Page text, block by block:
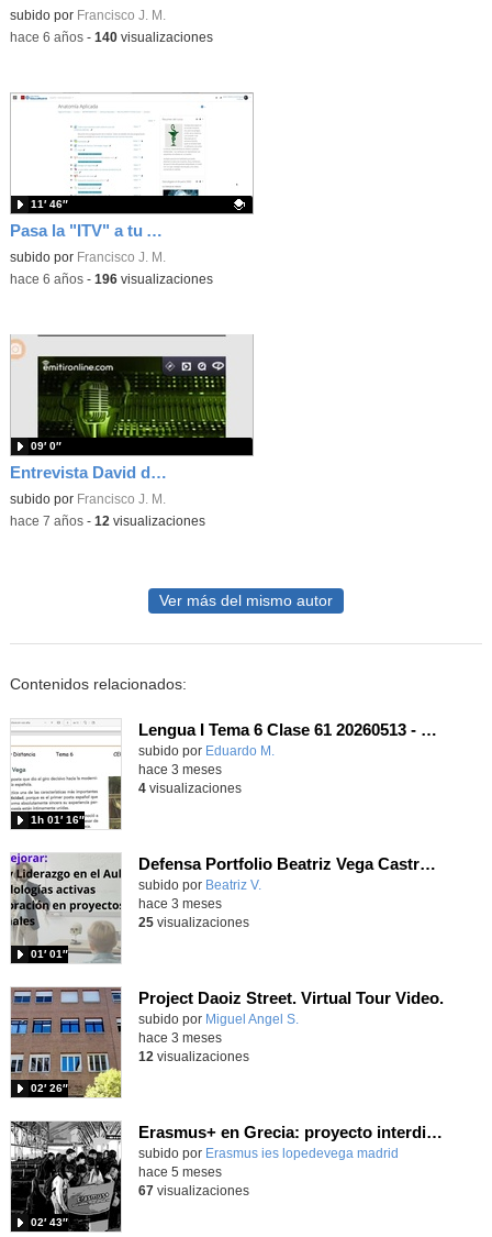
Contenido educativo.
subido por Francisco J. M.
-hace 6 años- 140visualizaciones
Pasa la "ITV" a tu Aula Virtual
Contenido educativo.
subido por Francisco J. M.
11′ 46″
-hace 6 años- 196visualizaciones
Entrevista David de Orozco
subido por Francisco J. M.
09′ 0″
-hace 7 años- 12 visualizaciones
Ver más del mismo autor
Contenidos relacionados:
Lengua I Tema 6 Clase 61 20260513 - Renacimiento (III): Garcilaso de la Vega
Contenido educativo.
subido por Eduardo M.
1h 01′ 16″
hace 3 meses
4visualizaciones
Defensa Portfolio Beatriz Vega Castro- Grupo 5 (100 horas)
Contenido educativo.
subido por Beatriz V.
01′ 01″
hace 3 meses
25visualizaciones
Project Daoiz Street. Virtual Tour Video.
Contenido educativo.
subido por Miguel Angel S.
02′ 26″
hace 3 meses
12 visualizaciones
Erasmus+ en Grecia: proyecto interdisciplinar de 1º de ESO del IES Lope de Vega
subido por Erasmus ies lopedevega madrid
02′ 43″
hace 5 meses
67visualizaciones